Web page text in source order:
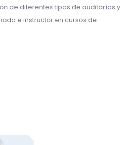
de diferentes tipos de auditorías y
e instructor en cursos de